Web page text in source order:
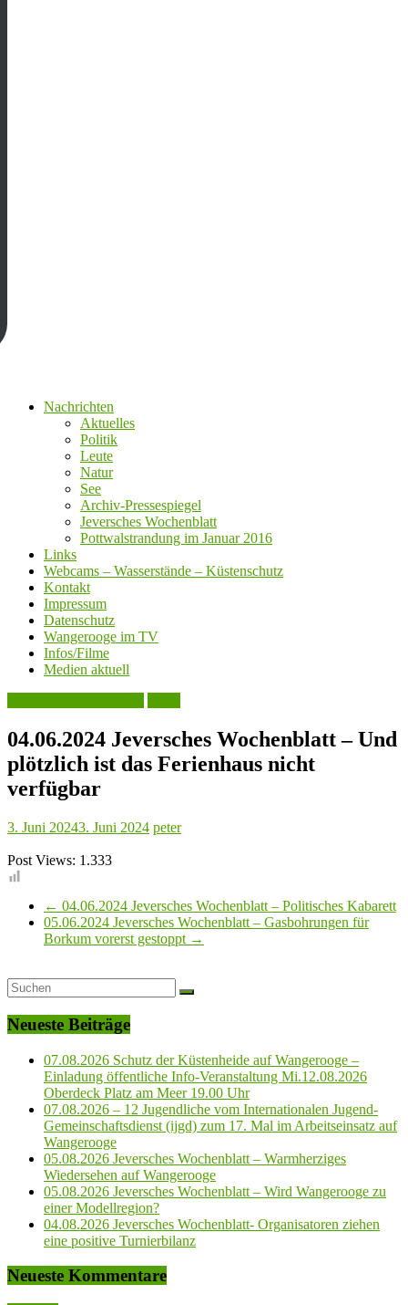
Nachrichten
Aktuelles
Politik
Leute
Natur
See
Archiv-Pressespiegel
Jeversches Wochenblatt
Pottwalstrandung im Januar 2016
Links
Webcams – Wasserstände – Küstenschutz
Kontakt
Impressum
Datenschutz
Wangerooge im TV
Infos/Filme
Medien aktuell
04.06.2024 Jeversches Wochenblatt – Und
plötzlich ist das Ferienhaus nicht
verfügbar
3. Juni 20243. Juni 2024 peter
Post Views: 1.333
← 04.06.2024 Jeversches Wochenblatt – Politisches Kabarett
05.06.2024 Jeversches Wochenblatt – Gasbohrungen für
Borkum vorerst gestoppt →
Neueste Beiträge
07.08.2026 Schutz der Küstenheide auf Wangerooge –
Einladung öffentliche Info-Veranstaltung Mi.12.08.2026
Oberdeck Platz am Meer 19.00 Uhr
07.08.2026 – 12 Jugendliche vom Internationalen Jugend-
Gemeinschaftsdienst (ijgd) zum 17. Mal im Arbeitseinsatz auf
Wangerooge
05.08.2026 Jeversches Wochenblatt – Warmherziges
Wiedersehen auf Wangerooge
05.08.2026 Jeversches Wochenblatt – Wird Wangerooge zu
einer Modellregion?
04.08.2026 Jeversches Wochenblatt- Organisatoren ziehen
eine positive Turnierbilanz
Neueste Kommentare